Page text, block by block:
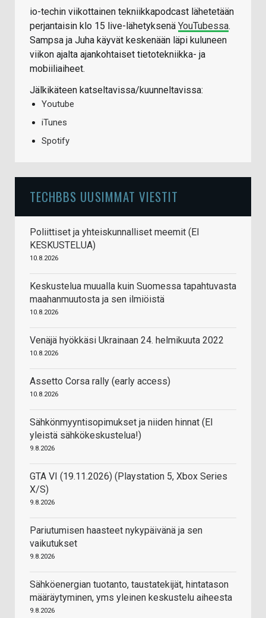
io-techin viikottainen tekniikkapodcast lähetetään
perjantaisin klo 15 live-lähetyksenä YouTubessa.
Sampsa ja Juha käyvät keskenään läpi kuluneen
viikon ajalta ajankohtaiset tietotekniikka- ja
mobiiliaiheet.
Jälkikäteen katseltavissa/kuunneltavissa:
Youtube
iTunes
Spotify
TECHBBS UUSIMMAT VIESTIT
Poliittiset ja yhteiskunnalliset meemit (EI
KESKUSTELUA)
10.8.2026
Keskustelua muualla kuin Suomessa tapahtuvasta
maahanmuutosta ja sen ilmiöistä
10.8.2026
Venäjä hyökkäsi Ukrainaan 24. helmikuuta 2022
10.8.2026
Assetto Corsa rally (early access)
10.8.2026
Sähkönmyyntisopimukset ja niiden hinnat (EI
yleistä sähkökeskustelua!)
9.8.2026
GTA VI (19.11.2026) (Playstation 5, Xbox Series
X/S)
9.8.2026
Pariutumisen haasteet nykypäivänä ja sen
vaikutukset
9.8.2026
Sähköenergian tuotanto, taustatekijät, hintatason
määräytyminen, yms yleinen keskustelu aiheesta
9.8.2026